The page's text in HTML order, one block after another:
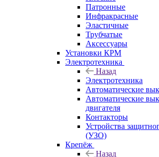
Патронные
Инфракрасные
Эластичные
Трубчатые
Аксессуары
Установки КРМ
Электротехника
Назад
Электротехника
Автоматические
Автоматические
двигателя
Контакторы
Устройства
(УЗО)
Крепёж
Назад